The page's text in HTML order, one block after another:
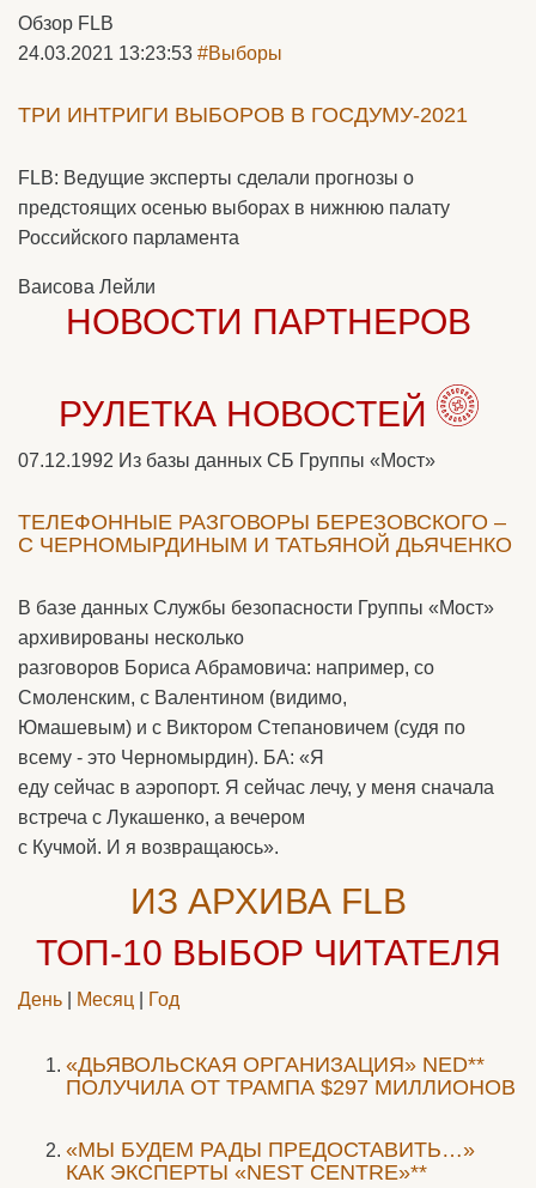
Обзор FLB
24.03.2021 13:23:53 #Выборы
ТРИ ИНТРИГИ ВЫБОРОВ В ГОСДУМУ-2021
FLB: Ведущие эксперты сделали прогнозы о
предстоящих осенью выборах в нижнюю палату
Российского парламента
Ваисова Лейли
НОВОСТИ ПАРТНЕРОВ
РУЛЕТКА НОВОСТЕЙ
07.12.1992 Из базы данных СБ Группы «Мост»
ТЕЛЕФОННЫЕ РАЗГОВОРЫ БЕРЕЗОВСКОГО –
С ЧЕРНОМЫРДИНЫМ И ТАТЬЯНОЙ ДЬЯЧЕНКО
В базе данных Службы безопасности Группы «Мост»
архивированы несколько
разговоров Бориса Абрамовича: например, со
Смоленским, с Валентином (видимо,
Юмашевым) и с Виктором Степановичем (судя по
всему - это Черномырдин). БА: «Я
еду сейчас в аэропорт. Я сейчас лечу, у меня сначала
встреча с Лукашенко, а вечером
с Кучмой. И я возвращаюсь».
ИЗ АРХИВА FLB
ТОП-10 ВЫБОР ЧИТАТЕЛЯ
День Месяц Год
«ДЬЯВОЛЬСКАЯ ОРГАНИЗАЦИЯ» NED**
ПОЛУЧИЛА ОТ ТРАМПА $297 МИЛЛИОНОВ
«МЫ БУДЕМ РАДЫ ПРЕДОСТАВИТЬ…»
КАК ЭКСПЕРТЫ «NEST CENTRE»**